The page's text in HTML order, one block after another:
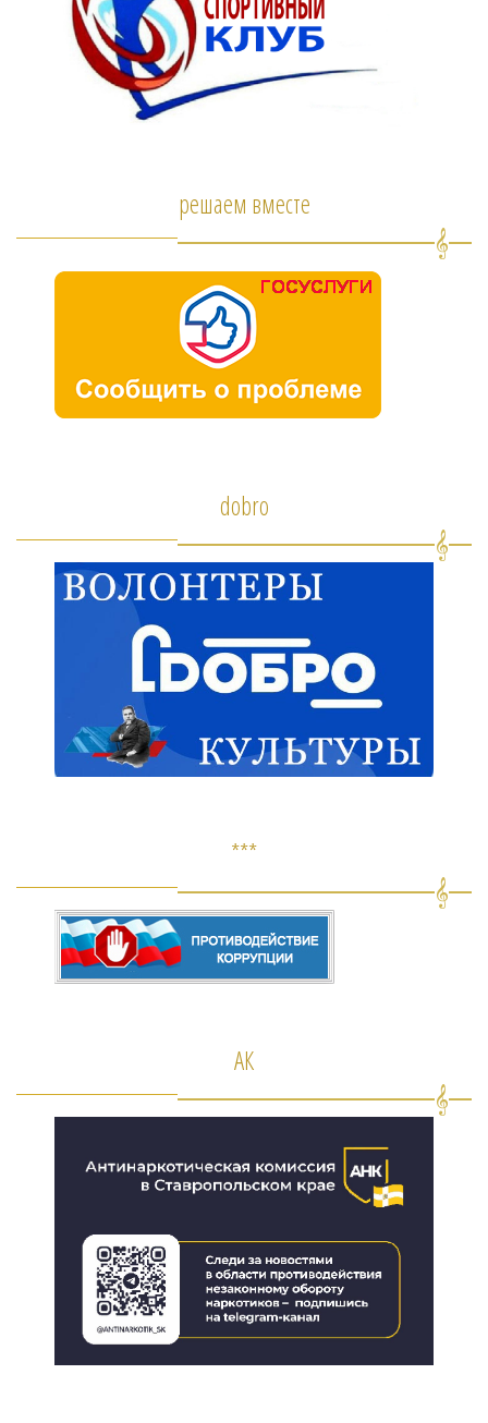
решаем вместе
dobro
***
АК